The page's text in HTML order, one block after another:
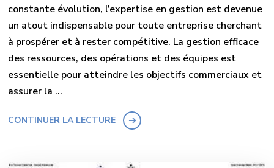
constante évolution, l’expertise en gestion est devenue
un atout indispensable pour toute entreprise cherchant
à prospérer et à rester compétitive. La gestion efficace
des ressources, des opérations et des équipes est
essentielle pour atteindre les objectifs commerciaux et
assurer la …
CONTINUER LA LECTURE